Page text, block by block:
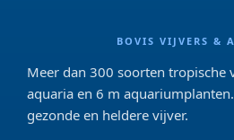
BOVIS VIJVERS &
Meer dan 300 soorten tropische
aquaria en 6 m
gezonde en heldere vijver.